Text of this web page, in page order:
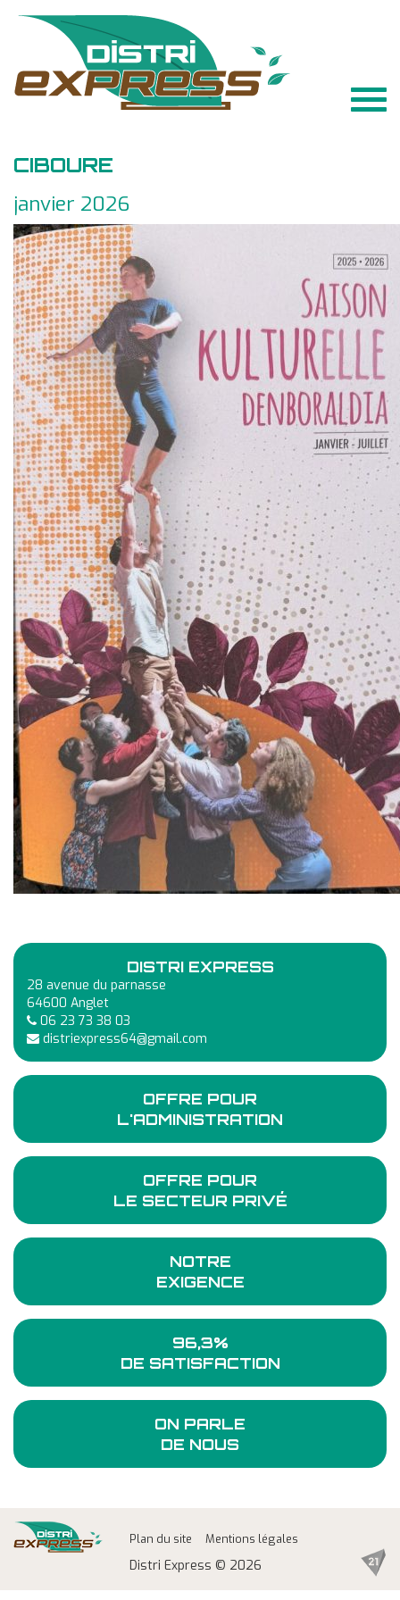
CIBOURE
janvier 2026
DISTRI EXPRESS
28 avenue du parnasse
64600 Anglet
06 23 73 38 03
distriexpress64@gmail.com
OFFRE POUR
L'ADMINISTRATION
OFFRE POUR
LE SECTEUR PRIVÉ
NOTRE
EXIGENCE
96,3%
DE SATISFACTION
ON PARLE
DE NOUS
Plan du site Mentions légales
Distri Express © 2026